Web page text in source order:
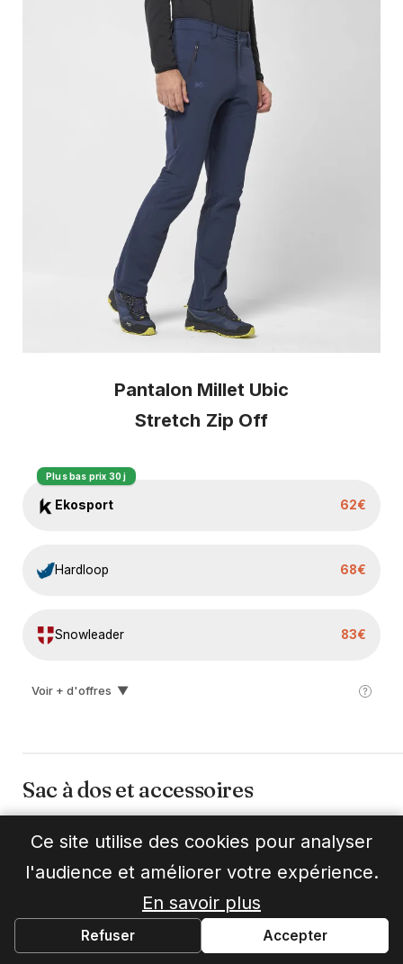
Pantalon Millet Ubic
Stretch Zip Off
Ekosport 62€
Plus bas prix 30 j
Hardloop 68€
Snowleader 83€
Lepape 89€
Voir + d'offres ▼
Sac à dos et accessoires
Ce site utilise des cookies pour analyser
l'audience et améliorer votre expérience.
En savoir plus
Refuser Accepter